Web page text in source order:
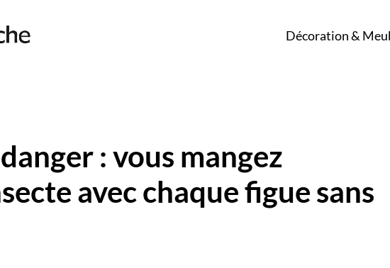
Décoration &
: vous mangez
avec chaque figue sans